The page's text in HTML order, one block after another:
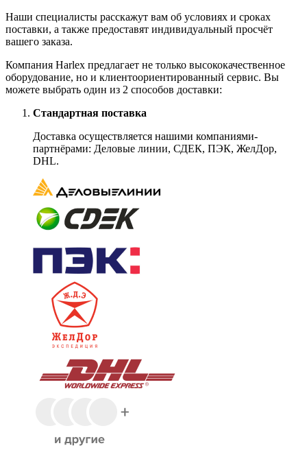
Наши специалисты расскажут вам об условиях и сроках
поставки, а также предоставят индивидуальный просчёт
вашего заказа.
Компания Harlex предлагает не только высококачественное
оборудование, но и клиентоориентированный сервис. Вы
можете выбрать один из 2 способов доставки:
Стандартная поставка
Доставка осуществляется нашими компаниями-
партнёрами: Деловые линии, СДЕК, ПЭК, ЖелДор,
DHL.